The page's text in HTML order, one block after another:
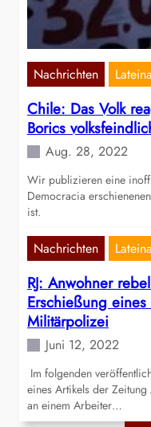
Nachrichten
Chile: Das Volk
Borics
Aug. 28, 2022
Wir publizieren eine
Democracia
ist.
Nachrichten
RJ: Anwohner
Erschießung
Militärpolizei
Juni 12, 2022
Im folgenden
eines Artikels der
an einem Arbeiter…